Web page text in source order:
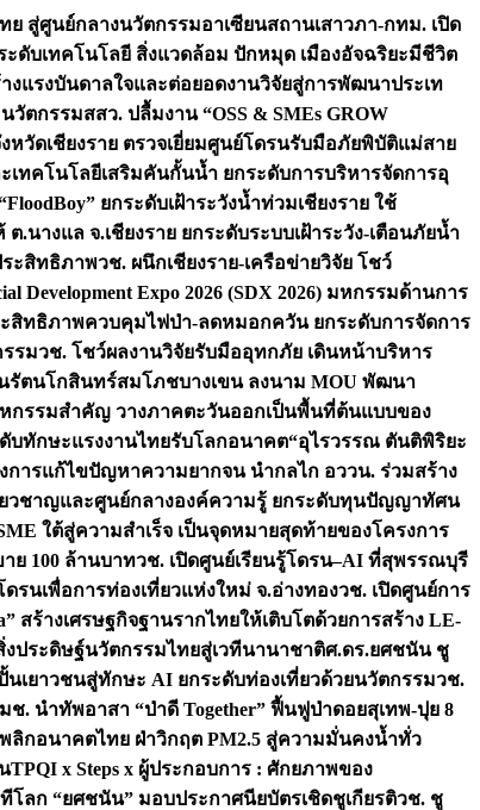
ย สู่ศูนย์กลางนวัตกรรมอาเซียนสถานเสาวภา-กทม. เปิด
ะดับเทคโนโลยี สิ่งแวดล้อม ปักหมุด เมืองอัจฉริยะมีชีวิต
แรงบันดาลใจและต่อยอดงานวิจัยสู่การพัฒนาประเท
วัตกรรมสสว. ปลื้มงาน “OSS & SMEs GROW
หวัดเชียงราย ตรวจเยี่ยมศูนย์โดรนรับมือภัยพิบัติแม่สาย
เทคโนโลยีเสริมคันกั้นน้ำ ยกระดับการบริหารจัดการอุ
ยกระดับเฝ้าระวังน้ำท่วมเชียงราย ใช้
.นางแล จ.เชียงราย ยกระดับระบบเฝ้าระวัง-เตือนภัยน้ำ
ระสิทธิภาพวช. ผนึกเชียงราย-เครือข่ายวิจัย โชว์
Expo 2026 (SDX 2026) มหกรรมด้านการ
สิทธิภาพควบคุมไฟป่า-ลดหมอกควัน ยกระดับการจัดการ
รมวช. โชว์ผลงานวิจัยรับมืออุทกภัย เดินหน้าบริหาร
รัตนโกสินทร์สมโภชบางเขน ลงนาม MOU พัฒนา
กรรมสำคัญ วางภาคตะวันออกเป็นพื้นที่ต้นแบบของ
ดับทักษะแรงงานไทยรับโลกอนาคต“อุไรวรรณ ตันติพิริยะ
การแก้ไขปัญหาความยากจน นำกลไก อววน. ร่วมสร้าง
ยวชาญและศูนย์กลางองค์ความรู้ ยกระดับทุนปัญญาทัศน
ใต้สู่ความสำเร็จ เป็นจุดหมายสุดท้ายของโครงการ
าย 100 ล้านบาทวช. เปิดศูนย์เรียนรู้โดรน–AI ที่สุพรรณบุรี
รนเพื่อการท่องเที่ยวแห่งใหม่ จ.อ่างทองวช. เปิดศูนย์การ
สร้างเศรษฐกิจฐานรากไทยให้เติบโตด้วยการสร้าง LE-
งประดิษฐ์นวัตกรรมไทยสู่เวทีนานาชาติศ.ดร.ยศชนัน ชู
เยาวชนสู่ทักษะ AI ยกระดับท่องเที่ยวด้วยนวัตกรรมวช.
ช. นำทัพอาสา “ป่าดี Together” ฟื้นฟูป่าดอยสุเทพ-ปุย 8
ลิกอนาคตไทย ฝ่าวิกฤต PM2.5 สู่ความมั่นคงน้ำทั่ว
TPQI x Steps x ผู้ประกอบการ : ศักยภาพของ
โลก “ยศชนัน” มอบประกาศนียบัตรเชิดชูเกียรติวช. ชู